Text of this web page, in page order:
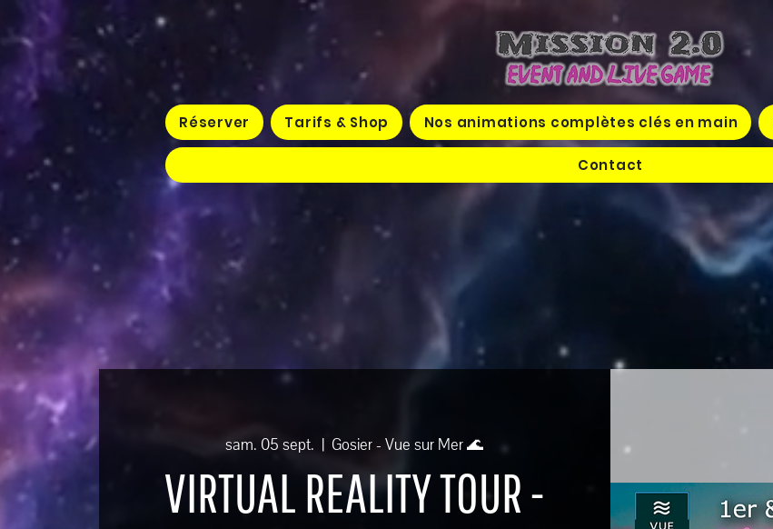
Réserver Tarifs & Shop Nos animations complètes clés en main
Contact
sam. 05 sept.
  |
Gosier - Vue sur Mer 🌊
VIRTUAL REALITY TOUR -